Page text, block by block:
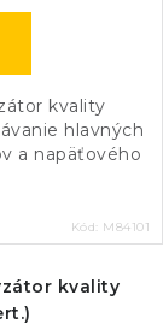
kvality
hlavných
a napäťového
Kód: M84101
kvality